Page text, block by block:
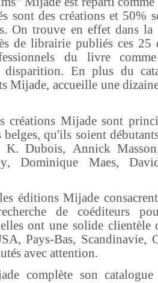
sont des créations et 50%
On trouve en effet dans
de librairie publiés ces 25
du livre
disparition. En plus du
Mijade, accueille une
créations Mijade sont
belges, qu'ils soient
K. Dubois, Annick
Dominique Maes,
éditions Mijade
de coéditeurs
ont une solide clientèle
Pays-Bas, Scandinavie,
avec attention.
complète son